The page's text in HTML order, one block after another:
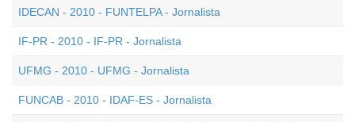
IDECAN - 2010 - FUNTELPA - Jornalista
IF-PR - 2010 - IF-PR - Jornalista
UFMG - 2010 - UFMG - Jornalista
FUNCAB - 2010 - IDAF-ES - Jornalista